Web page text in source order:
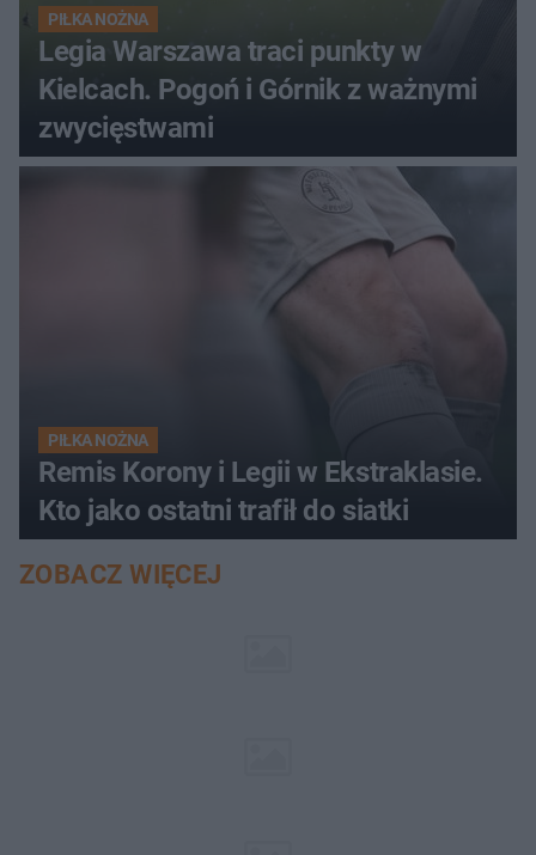
PIŁKA NOŻNA
Legia Warszawa traci punkty w
Kielcach. Pogoń i Górnik z ważnymi
zwycięstwami
PIŁKA NOŻNA
Remis Korony i Legii w Ekstraklasie.
Kto jako ostatni trafił do siatki
ZOBACZ WIĘCEJ